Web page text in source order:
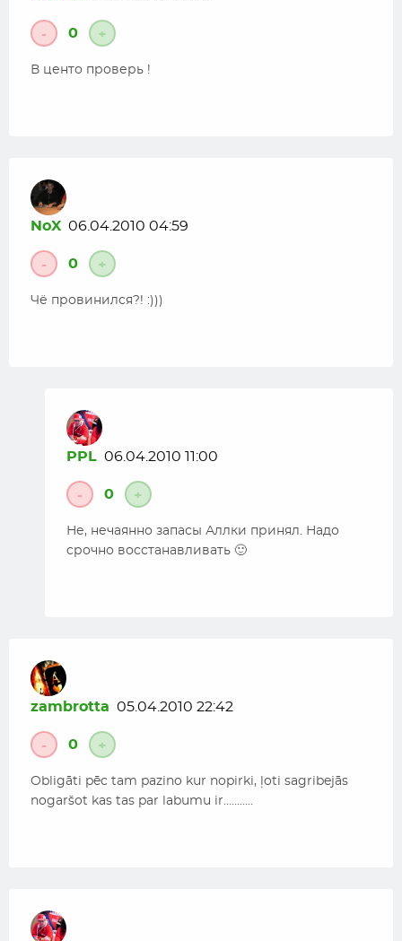
- 0 +
В центо проверь !
NoX 06.04.2010 04:59
- 0 +
Чё провинился?! :)))
PPL 06.04.2010 11:00
- 0 +
Не, нечаянно запасы Аллки принял. Надо
срочно восстанавливать 🙂
zambrotta 05.04.2010 22:42
- 0 +
Obligāti pēc tam pazino kur nopirki, ļoti sagribejās
nogaršot kas tas par labumu ir………..